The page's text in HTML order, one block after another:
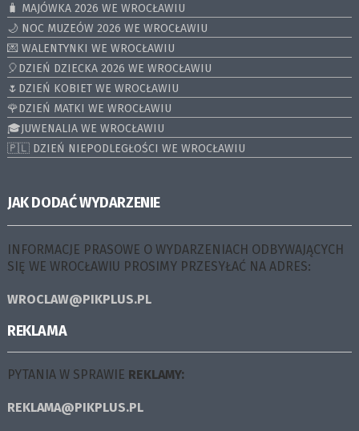
🧳 MAJÓWKA 2026 WE WROCŁAWIU
🌙 NOC MUZEÓW 2026 WE WROCŁAWIU
💌 WALENTYNKI WE WROCŁAWIU
🎈DZIEŃ DZIECKA 2026 WE WROCŁAWIU
🌷DZIEŃ KOBIET WE WROCŁAWIU
🌹DZIEŃ MATKI WE WROCŁAWIU
🎓JUWENALIA WE WROCŁAWIU
🇵🇱 DZIEŃ NIEPODLEGŁOŚCI WE WROCŁAWIU
JAK DODAĆ WYDARZENIE
INFORMACJE PRASOWE O WYDARZENIACH ODBYWAJĄCYCH
SIĘ WE WROCŁAWIU PROSIMY PRZESYŁAĆ NA ADRES:
WROCLAW@PIKPLUS.PL
REKLAMA
PYTANIA W SPRAWIE REKLAMY:
REKLAMA@PIKPLUS.PL